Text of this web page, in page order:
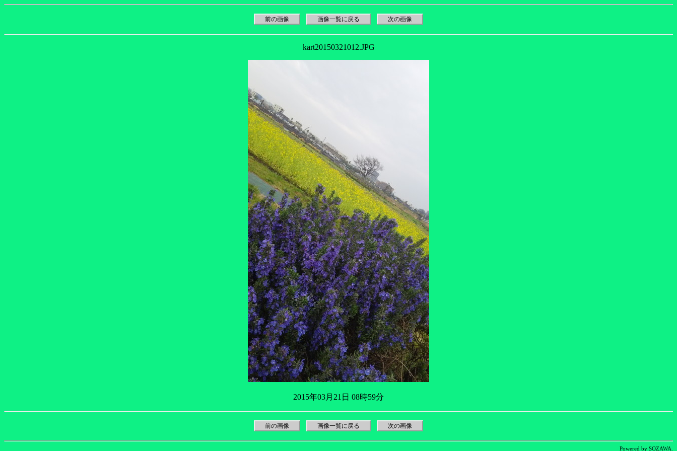
前の画像 画像一覧に戻る 次の画像
kart20150321012.JPG
2015年03月21日 08時59分
前の画像 画像一覧に戻る 次の画像
Powered by SOZAWA.